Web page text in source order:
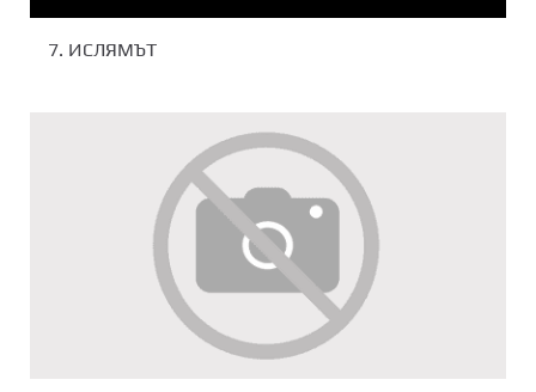
7. ИСЛЯМЪТ